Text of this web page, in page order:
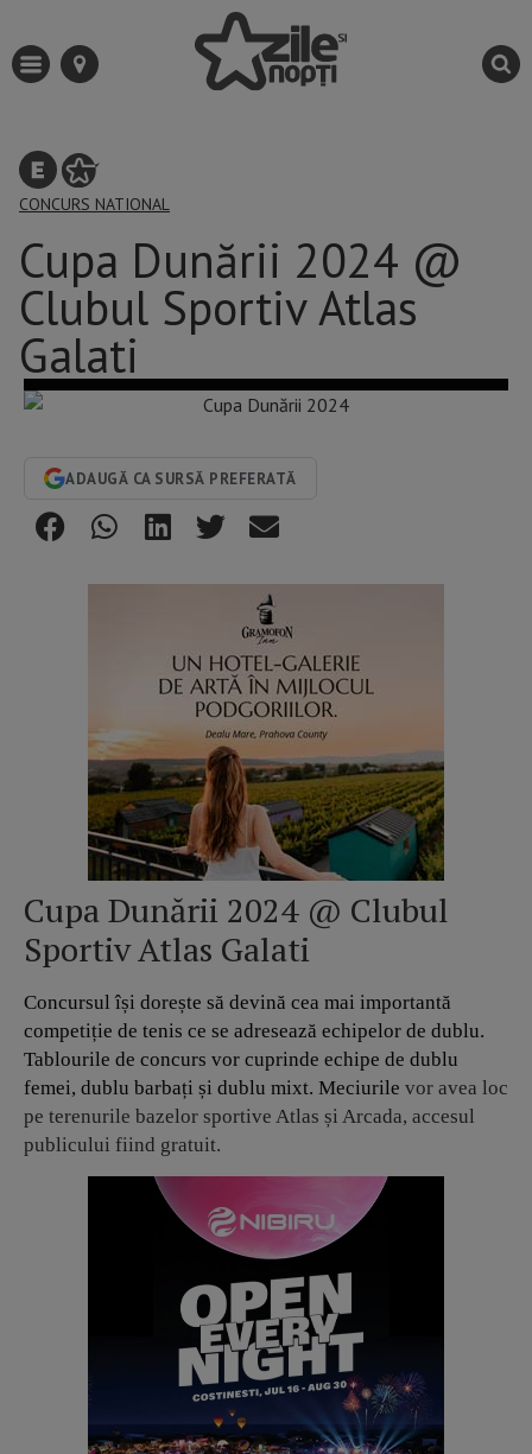
CONCURS NATIONAL
Cupa Dunării 2024 @
Clubul Sportiv Atlas
Galati
ADAUGĂ CA SURSĂ PREFERATĂ
Cupa Dunării 2024 @ Clubul
Sportiv Atlas Galati
Concursul își dorește să devină cea mai importantă
competiție de tenis ce se adresează echipelor de dublu.
Tablourile de concurs vor cuprinde echipe de dublu
femei, dublu barbați și dublu mixt. Meciurile vor avea loc
pe terenurile bazelor sportive Atlas și Arcada, accesul
publicului fiind gratuit.